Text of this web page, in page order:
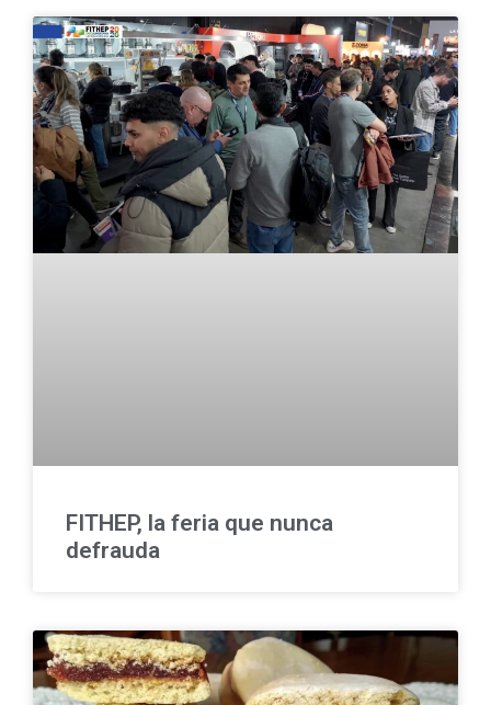
FITHEP, la feria que nunca
defrauda